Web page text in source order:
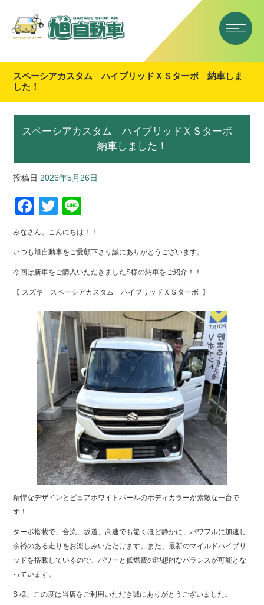
スペーシアカスタム ハイブリッドＸＳターボ 納車しま
した！
スペーシアカスタム ハイブリッドＸＳターボ
納車しました！
投稿日 2026年5月26日
F
a
c
e
b
o
o
k
T
wi
tt
er
n
e
みなさん、こんにちは！！
いつも旭自動車をご愛顧下さり誠にありがとうございます。
今回は新車をご購入いただきましたS様の納車をご紹介！！
【 スズキ スペーシアカスタム ハイブリッドＸＳターボ 】
精悍なデザインとピュアホワイトパールのボディカラーが素敵な一台で
す！
ターボ搭載で、合流、坂道、高速でも驚くほど静かに、パワフルに加速し
余裕のある走りをお楽しみいただけます。また、最新のマイルドハイブリ
ッドを搭載しているので、パワーと低燃費の理想的なバランスが可能とな
っています。
S 様、この度は当店をご利用いただき誠にありがとうございました。